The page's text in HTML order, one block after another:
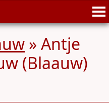
» Antje
(Blaauw)